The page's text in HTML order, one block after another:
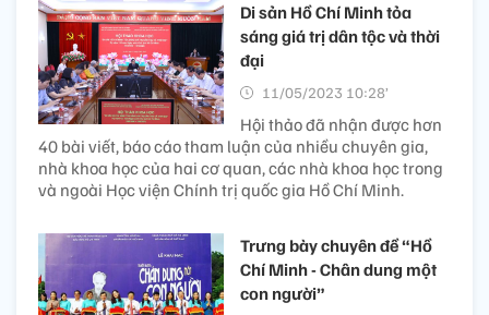
Di sản Hồ Chí Minh tỏa
sáng giá trị dân tộc và thời
đại
11/05/2023 10:28’
Hội thảo đã nhận được hơn
40 bài viết, báo cáo tham luận của nhiều chuyên gia,
nhà khoa học của hai cơ quan, các nhà khoa học trong
và ngoài Học viện Chính trị quốc gia Hồ Chí Minh.
Trưng bày chuyên đề “Hồ
Chí Minh - Chân dung một
con người”